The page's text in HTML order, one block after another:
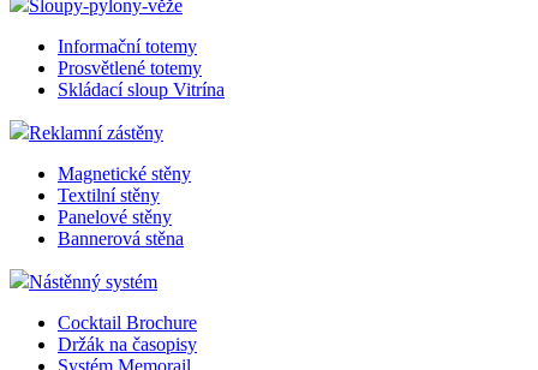
Sloupy-pylony-věže
Informační totemy
Prosvětlené totemy
Skládací sloup Vitrína
Reklamní zástěny
Magnetické stěny
Textilní stěny
Panelové stěny
Bannerová stěna
Nástěnný systém
Cocktail Brochure
Držák na časopisy